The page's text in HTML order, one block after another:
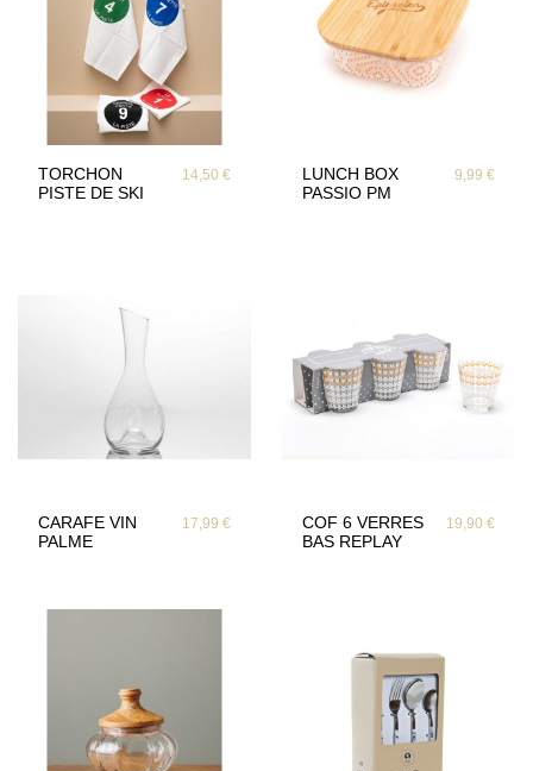
TORCHON
PISTE DE SKI
14,50 €
LUNCH BOX
PASSIO PM
9,99 €
CARAFE VIN
PALME
17,99 €
COF 6 VERRES
BAS REPLAY
19,90 €